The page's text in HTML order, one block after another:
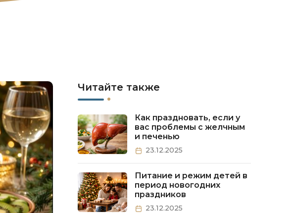
Читайте также
Как праздновать, если у
вас проблемы с желчным
и печенью
23.12.2025
Питание и режим детей в
период новогодних
праздников
23.12.2025